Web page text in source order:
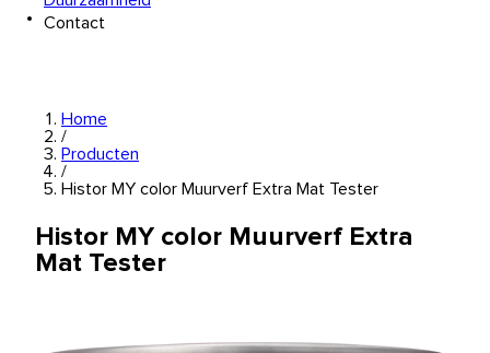
Contact
Home
/
Producten
/
Histor MY color Muurverf Extra Mat Tester
Histor MY color Muurverf Extra
Mat Tester